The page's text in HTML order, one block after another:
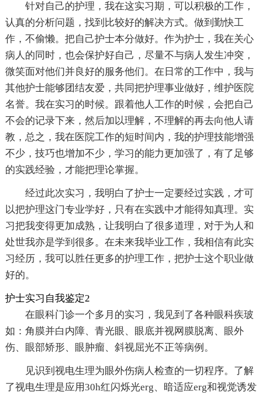
针对自己的护理，我在这实习期，可以积极的工作，
认真的分析问题，找到比较好的解决方式。做到勤快工
作，不偷懒。把自己护士本分做好。作为护士，我在关心
病人的同时，也会保护好自己，尽量不与病人发生冲突，
微笑面对他们并良好的服务他们。在日常的工作中，我与
其他护士能够团结友爱，共同把护理事业做好，维护医院
名誉。我在实习的时候。跟着他人工作的时候，会把自己
不会的记录下来，然后加以理解，不理解的再去向他人请
教，总之，我在医院工作的短时间内，我的护理技能增强
不少，技巧也增加不少，学习的能力更加强了，有了足够
的实践经验，才能把理论掌握。
经过此次实习，我明白了护士一定要经过实践，才可
以把护理这门专业学好，只有在实践中才能得知真理。实
习把我变得更加成熟，让我明白了很多道理，对于为人和
处世我亦是学到很多。在未来我毕业工作，我相信有此实
习经历，我可以胜任更多的护理工作，把护士这个职业做
好的。
护士实习自我鉴定2
在眼科门诊一个多月的实习，我见到了各种眼科疾玻
如：角膜并白内障、青光眼、眼底并视网膜脱离、眼外
伤、眼部矫形、眼肿瘤、斜视屈光不正等病例。
见识到视电生理为眼外伤病人检查的一切程序。了解
了视电生理是应用30h红闪烁光erg、暗适应erg和视觉诱发